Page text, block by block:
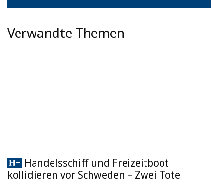
Verwandte Themen
Handelsschiff und Freizeitboot
kollidieren vor Schweden – Zwei Tote